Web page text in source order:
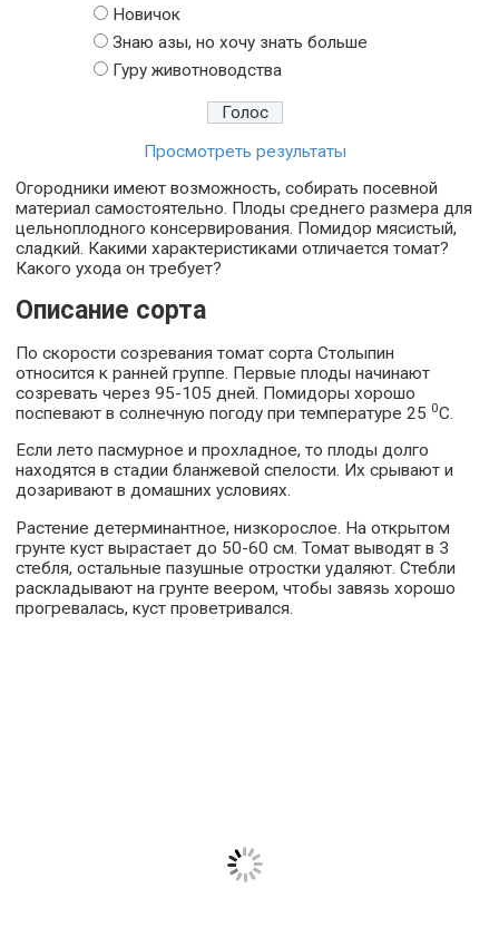
Новичок
Знаю азы, но хочу знать больше
Гуру животноводства
Просмотреть результаты
Огородники имеют возможность, собирать посевной
материал самостоятельно. Плоды среднего размера для
цельноплодного консервирования. Помидор мясистый,
сладкий. Какими характеристиками отличается томат?
Какого ухода он требует?
Описание сорта
По скорости созревания томат сорта Столыпин
относится к ранней группе. Первые плоды начинают
созревать через 95-105 дней. Помидоры хорошо
поспевают в солнечную погоду при температуре 25 0С.
Если лето пасмурное и прохладное, то плоды долго
находятся в стадии бланжевой спелости. Их срывают и
дозаривают в домашних условиях.
Растение детерминантное, низкорослое. На открытом
грунте куст вырастает до 50-60 см. Томат выводят в 3
стебля, остальные пазушные отростки удаляют. Стебли
раскладывают на грунте веером, чтобы завязь хорошо
прогревалась, куст проветривался.